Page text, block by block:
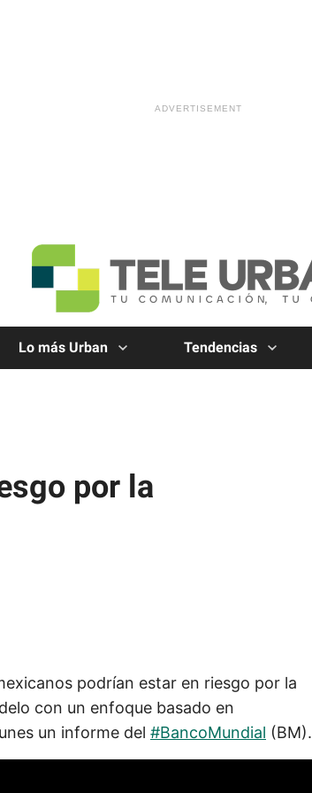
Lo más Urban Tendencias
por la
podrían estar en riesgo por la
con un enfoque basado en
un informe del #BancoMundial (BM).